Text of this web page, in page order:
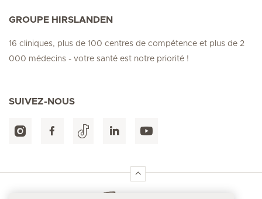
GROUPE HIRSLANDEN
16 cliniques, plus de 100 centres de compétence et plus de 2
000 médecins - votre santé est notre priorité !
SUIVEZ-NOUS